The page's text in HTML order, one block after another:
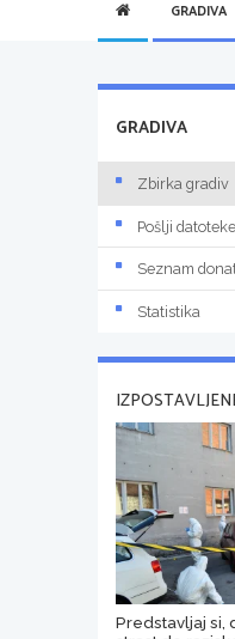
GRADIVA
GRADIVA
Zbirka gradiv
Pošlji datoteke
Seznam
Statistika
Predstavljaj si,